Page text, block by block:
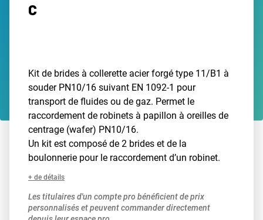
C
Kit de brides à collerette acier forgé type 11/B1 à
souder PN10/16 suivant EN 1092-1 pour
transport de fluides ou de gaz. Permet le
raccordement de robinets à papillon à oreilles de
centrage (wafer) PN10/16.
Un kit est composé de 2 brides et de la
boulonnerie pour le raccordement d’un robinet.
+ de détails
Les titulaires d'un compte pro bénéficient de prix
personnalisés et peuvent commander directement